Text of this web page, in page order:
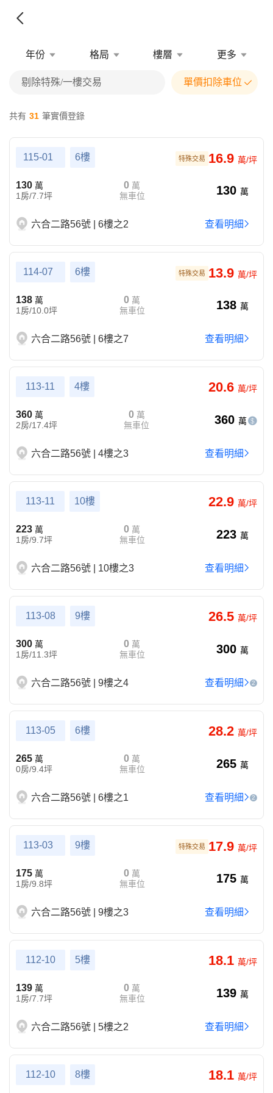
年份 格局 樓層 更多
剔除特殊/一樓交易 單價扣除車位
共有 31 筆實價登錄
115-01 6樓 16.9 萬/坪
特殊交易
130 萬
1房/7.7坪
0 萬
無車位
130 萬
六合二路56號 | 6樓之2 查看明細
114-07 6樓 13.9 萬/坪
特殊交易
138 萬
1房/10.0坪
0 萬
無車位
138 萬
六合二路56號 | 6樓之7 查看明細
113-11 4樓 20.6 萬/坪
360 萬
2房/17.4坪
0 萬
無車位
360 萬
六合二路56號 | 4樓之3 查看明細
113-11 10樓 22.9 萬/坪
223 萬
1房/9.7坪
0 萬
無車位
223 萬
六合二路56號 | 10樓之3 查看明細
113-08 9樓 26.5 萬/坪
300 萬
1房/11.3坪
0 萬
無車位
300 萬
六合二路56號 | 9樓之4 查看明細 2
113-05 6樓 28.2 萬/坪
265 萬
0房/9.4坪
0 萬
無車位
265 萬
六合二路56號 | 6樓之1 查看明細 2
113-03 9樓 17.9 萬/坪
特殊交易
175 萬
1房/9.8坪
0 萬
無車位
175 萬
六合二路56號 | 9樓之3 查看明細
112-10 5樓 18.1 萬/坪
139 萬
1房/7.7坪
0 萬
無車位
139 萬
六合二路56號 | 5樓之2 查看明細
112-10 8樓 18.1 萬/坪